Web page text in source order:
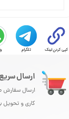
کپی کردن لینک تلگرام
ارسال
کاری و